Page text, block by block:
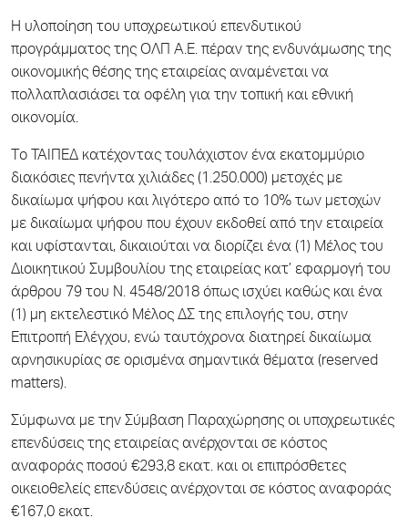
Η υλοποίηση του υποχρεωτικού επενδυτικού
προγράμματος της ΟΛΠ Α.Ε. πέραν της ενδυνάμωσης της
οικονομικής θέσης της εταιρείας αναμένεται να
πολλαπλασιάσει τα οφέλη για την τοπική και εθνική
οικονομία.
Tο ΤΑΙΠΕΔ κατέχοντας τουλάχιστον ένα εκατομμύριο
διακόσιες πενήντα χιλιάδες (1.250.000) μετοχές με
δικαίωμα ψήφου και λιγότερο από το 10% των μετοχών
με δικαίωμα ψήφου που έχουν εκδοθεί από την εταιρεία
και υφίστανται, δικαιούται να διορίζει ένα (1) Μέλος του
Διοικητικού Συμβουλίου της εταιρείας κατ’ ε­φαρμογή του
άρθρου 79 του Ν. 4548/2018 όπως ισχύει καθώς και ένα
(1) μη εκτελεστικό Μέλος ΔΣ της επιλογής του, στην
Επιτροπή Ελέγχου, ενώ ταυτόχρονα διατηρεί δικαίωμα
αρνησικυρίας σε ορισμένα σημαντικά θέματα (reserved
matters).
Σύμφωνα με την Σύμβαση Παραχώρησης οι υποχρεωτικές
επενδύσεις της εταιρείας ανέρχονται σε κόστος
αναφοράς ποσού €293,8 εκατ. και οι επιπρόσθετες
οικειοθελείς επενδύσεις ανέρχονται σε κόστος αναφοράς
€167,0 εκατ.